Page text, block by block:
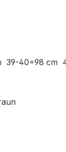
39-40=98